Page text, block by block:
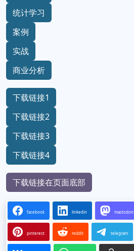
统计学习
案例
实战
商业分析
下载链接1
下载链接2
下载链接3
下载链接4
下载链接在页面底部
facebook linkedin mastodon
pinterest reddit telegram